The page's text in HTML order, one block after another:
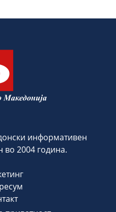
информативен
во 2004 година.